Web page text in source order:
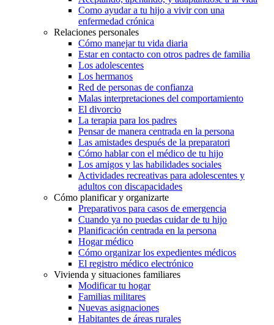
Como ayudar a tu hijo a vivir con una
enfermedad crónica
Relaciones personales
Cómo manejar tu vida diaria
Estar en contacto con otros padres de familia
Los adolescentes
Los hermanos
Red de personas de confianza
Malas interpretaciones del comportamiento
El divorcio
La terapia para los padres
Pensar de manera centrada en la persona
Las amistades después de la preparatori
Cómo hablar con el médico de tu hijo
Los amigos y las habilidades sociales
Actividades recreativas para adolescentes y
adultos con discapacidades
Cómo planificar y organizarte
Preparativos para casos de emergencia
Cuando ya no puedas cuidar de tu hijo
Planificación centrada en la persona
Hogar médico
Cómo organizar los expedientes médicos
El registro médico electrónico
Vivienda y situaciones familiares
Modificar tu hogar
Familias militares
Nuevas asignaciones
Habitantes de áreas rurales